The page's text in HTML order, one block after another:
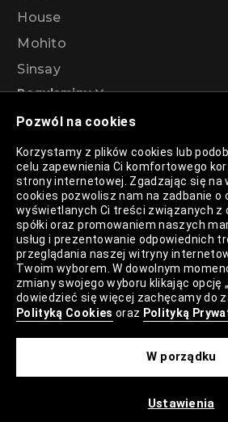
Pozwól na cookies
Korzystamy z plików cookies lub
celu zapewnienia Ci komfortowego
strony internetowej. Zgadzając się na
cookies pozwolisz nam na zadbanie o
wyświetlanych Ci treści związanych z
spółki oraz promowaniem naszych
usług i prezentowanie odpowiednich
przeglądania naszej witryny
Twoim wyborem. W dowolnym
zmiany swojego wyboru klikając opcję
dowiedzieć się więcej zachęcamy do
Polityką Cookies oraz Polityką
Ustawienia
W porządku
House
Mohito
Sinsay
Regulaminy
Regulamin akcji promocyjnej –
rabatowy 99%
Polityka Prywatności
Polityka Plików Cookies
Lista Plików Cookies
Lista Zaufanych Partnerów
Ustawienia Cookies